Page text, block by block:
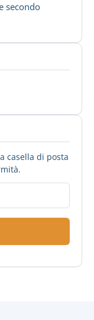
secondo
casella di posta